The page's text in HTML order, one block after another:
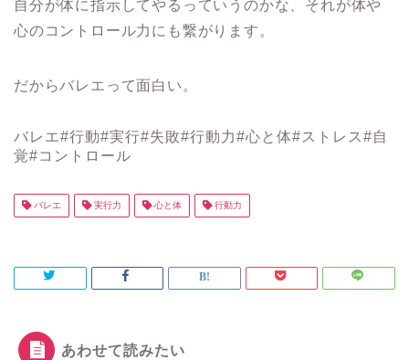
自分が体に指示してやるっていうのかな、それが体や
心のコントロール力にも繋がります。
だからバレエって面白い。
バレエ#行動#実行#失敗#行動力#心と体#ストレス#自
覚#コントロール
バレエ 実行力 心と体 行動力
あわせて読みたい